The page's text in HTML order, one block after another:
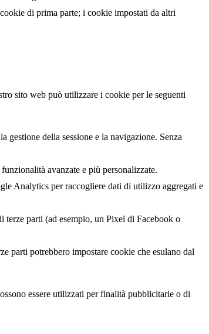
di prima parte; i cookie impostati da altri
sito web può utilizzare i cookie per le seguenti
della sessione e la navigazione. Senza
avanzate e più personalizzate.
Analytics per raccogliere dati di utilizzo aggregati e
parti (ad esempio, un Pixel di Facebook o
parti potrebbero impostare cookie che esulano dal
essere utilizzati per finalità pubblicitarie o di